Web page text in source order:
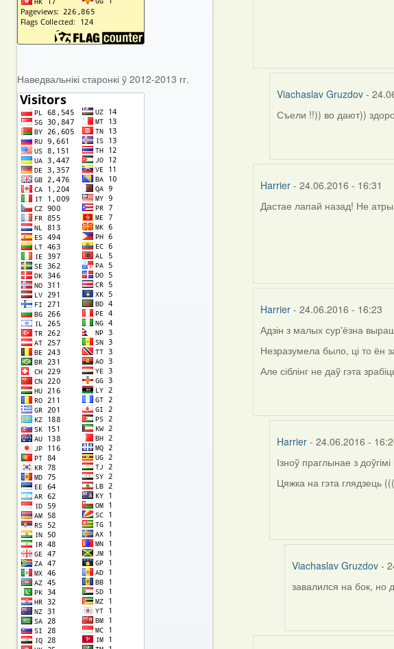
Viachaslav Gruzdov-
In
by
Съели !!)) во дают))
Harrier - 24.06.2016 - 16:31
Дастае лапай назад! Не
Harrier - 24.06.2016 - 16:23
Адзін з малых сур'ёзна
Незразумела было, ці то ён
Але сіблінг не даў гэта
Harrier- 24.06.2016 -
In
reply
Ізноў праглынае з
Цяжка на гэта глядзець
Viachaslav Gruzdov -
In
by
завалился на бок, но
Наведвальнікі старонкі ў 2012-2013 гг.